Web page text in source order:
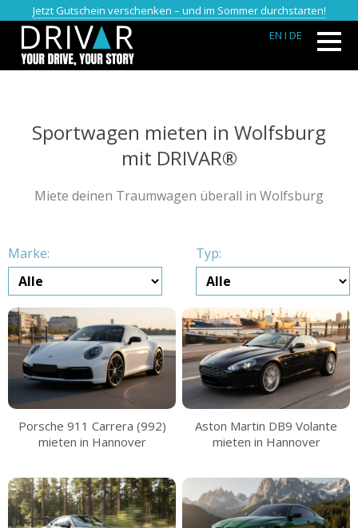
Jetzt Gutschein verschenken – und im Sommer durchstarten!
EN I DE
Sportwagen mieten in Wolfsburg
mit DRIVAR®
Miete deinen Traumwagen überall in Wolfsburg
Marke: Typ:
Porsche 911 Carrera (992)
mieten in Hannover
Aston Martin DB9 Volante
mieten in Hannover